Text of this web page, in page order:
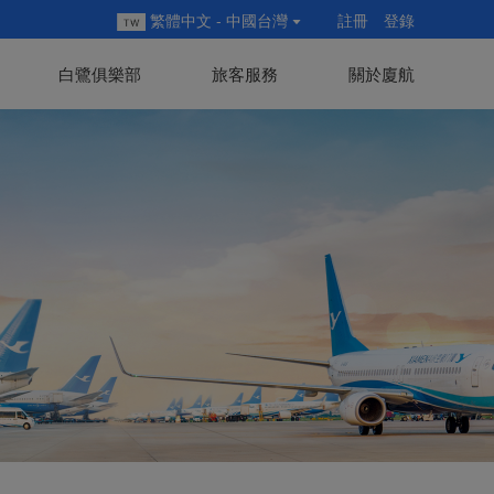
繁體中文 - 中國台灣 註冊 登錄
白鷺俱樂部 旅客服務 關於廈航